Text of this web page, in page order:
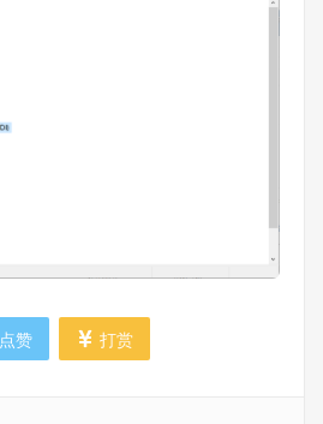
点赞 打赏